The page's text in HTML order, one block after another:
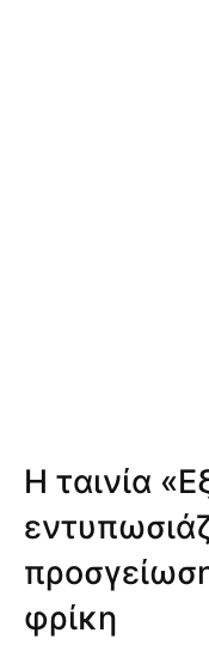
Η ταινία
φρίκη